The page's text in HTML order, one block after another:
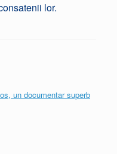
lor.
un documentar superb